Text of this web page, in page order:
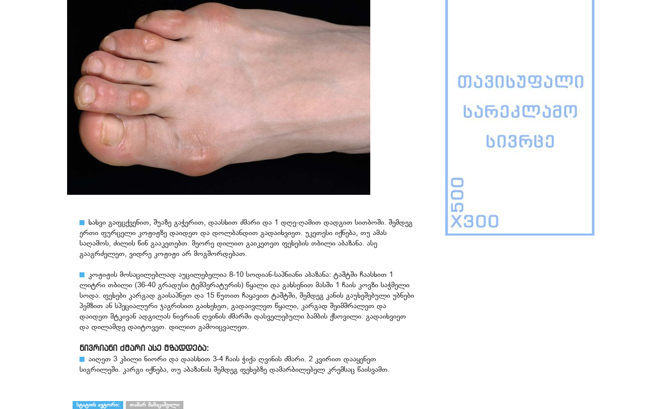
ხახვი გაფცქვენით, შუაზე გაჭერით, დაასხით ძმარი და 1 დღე-ღამით დადგით სითბოში. შემდეგ
ერთი ფურცელი კოჟიჟზე დაიდეთ და დოლბანდით გადაიხვიეთ. უკეთესი იქნება, თუ ამას
საღამოს, ძილის წინ გააკეთებთ. მეორე დილით გაიკეთეთ ფეხების თბილი აბაზანა. ასე
გააგრძელეთ, ვიდრე კოჟიჟი არ მოგშორდებათ.
კოჟიჟის მოსაცილებლად აუცილებელია 8-10 სოდიან-საპნიანი აბაზანა: ტაშტში ჩაასხით 1
ლიტრი თბილი (36-40 გრადუსი ტემპერატურის) წყალი და გახსენით მასში 1 ჩაის კოვზი საჭმელი
სოდა. ფეხები კარგად გაისაპნეთ და 15 წუთით ჩაყავით ტაშტში, შემდეგ კანის გაუხეშებული უბნები
პემზით ან სპეციალური ჯაგრისით გაიხეხეთ, გადაივლეთ წყალი, კარგად შეიმშრალეთ და
დაიდეთ მტკივან ადგილას ნივრიან ღვინის ძმარში დასველებული ბამბის ქსოვილი. გადაიხვიეთ
და დილამდე დაიტოვეთ. დილით გამოიცვალეთ.
ნივრიანი ძმარი ასე მზადდება:
აიღეთ 3 კბილი ნიორი და დაასხით 3-4 ჩაის ჭიქა ღვინის ძმარი. 2 კვირით დააყენეთ
სიგრილეში. კარგი იქნება, თუ აბაზანის შემდეგ ფეხებზე დამარბილებელ კრემსაც წაისვამთ.
სტატიის ავტორი:
თამარ მამაცაშვილი